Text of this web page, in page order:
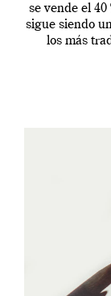
se vende el
sigue siendo
los más